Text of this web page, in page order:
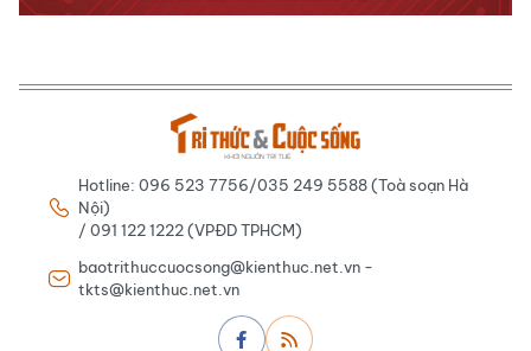
Hotline: 096 523 7756/035 249 5588 (Toà soạn Hà
Nội)
/ 091 122 1222 (VPĐD TPHCM)
baotrithuccuocsong@kienthuc.net.vn -
tkts@kienthuc.net.vn